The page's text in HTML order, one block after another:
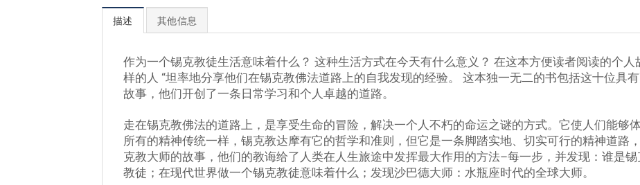
描述 其他信息
作为一个锡克教徒生活意味着什么？ 这种生活方式在今天有什么意义？ 在这本方便读者阅读的个人
样的人 “坦率地分享他们在锡克教佛法道路上的自我发现的经验。 这本独一无二的书包括这十位具
故事，他们开创了一条日常学习和个人卓越的道路。
走在锡克教佛法的道路上，是享受生命的冒险，解决一个人不朽的命运之谜的方式。它使人们能够
所有的精神传统一样，锡克教达摩有它的哲学和准则，但它是一条脚踏实地、切实可行的精神道路
克教大师的故事，他们的教诲给了人类在人生旅途中发挥最大作用的方法–每一步，并发现：谁是
教徒；在现代世界做一个锡克教徒意味着什么；发现沙巴德大师：水瓶座时代的全球大师。